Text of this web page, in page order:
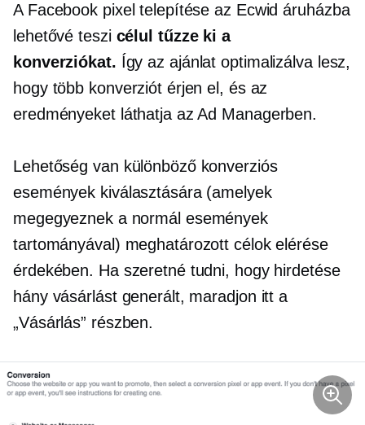
A Facebook pixel telepítése az Ecwid áruházba
lehetővé teszi célul tűzze ki a
konverziókat. Így az ajánlat optimalizálva lesz,
hogy több konverziót érjen el, és az
eredményeket láthatja az Ad Managerben.
Lehetőség van különböző konverziós
események kiválasztására (amelyek
megegyeznek a normál események
tartományával) meghatározott célok elérése
érdekében. Ha szeretné tudni, hogy hirdetése
hány vásárlást generált, maradjon itt a
„Vásárlás” részben.